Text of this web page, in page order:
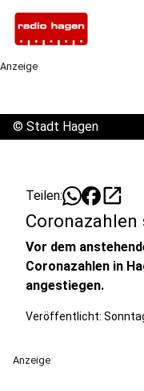
Anzeige
© Stadt Hagen
Teilen: open_in_new
Vor dem
Coronazahlen in
angestiegen.
Veröffentlicht:
Anzeige